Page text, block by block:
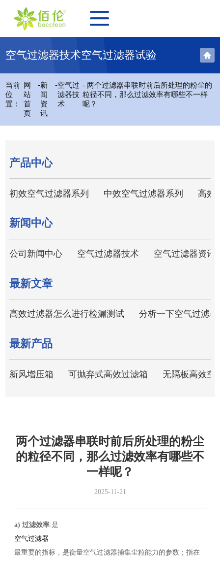
空气过滤器技术空气过滤器试验
当前
位
置：
网
站
首
页
-新
闻
资
讯
-空气过
滤器技
术
- 两个过滤器串联时前后所处理的粉尘的
粒径不同，那么过滤效率有哪些不一样
呢？
产品中心
初效空气过滤器系列 中效空气过滤器系列 高效
新闻中心
公司新闻中心 空气过滤器技术 空气过滤器资讯
最新文章
高效过滤器怎么进行检漏测试 分析一下空气过滤
最新产品
新风增压箱 可抛弃式高效过滤箱 无隔板高效空
两个过滤器串联时前后所处理的粉尘
的粒径不同，那么过滤效率有哪些不
一样呢？
2025-11-21
a) 过滤效率:是
空气过滤器
最重要的指标，是衡量空气过滤器捕集尘粒能力的参数；指在